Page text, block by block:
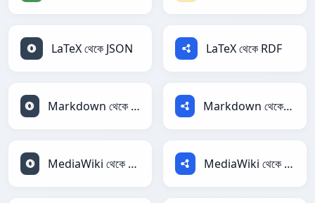
LaTeX থেকে JSON LaTeX থেকে RDF
Markdown থেকে JSON Markdown থেকে RDF
MediaWiki থেকে JSON MediaWiki থেকে RDF